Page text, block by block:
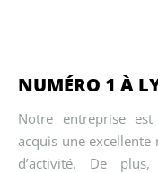
NUMÉRO 1 À
Notre entreprise
acquis une
d’activité. De